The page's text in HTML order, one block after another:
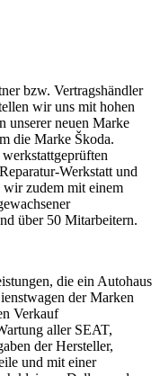
bzw. Vertragshändler
wir uns mit hohen
unserer neuen Marke
die Marke Škoda.
Werkstatt und
wir zudem mit einem
über 50 Mitarbeitern.
die ein Autohaus
der Marken
Verkauf
aller SEAT,
der Hersteller,
und mit einer